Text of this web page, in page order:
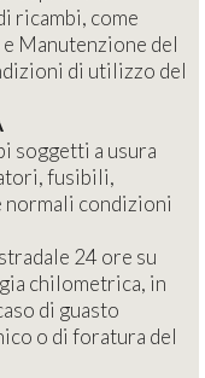
ricambi, come
Manutenzione del
di utilizzo del
soggetti a usura
fusibili,
normali condizioni
24 ore su
chilometrica, in
di guasto
o di foratura del